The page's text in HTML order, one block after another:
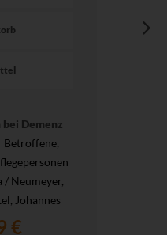
Demenz
Betroffene,
/ Neumeyer,
Johannes
€